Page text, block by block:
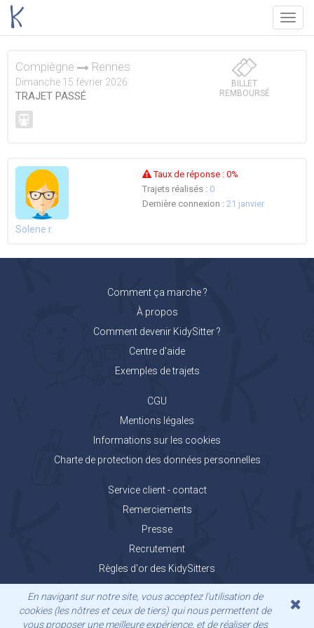
Menu
Compiègne Rennes
Dimanche 15 février 2026
TRAJET PASSÉ
BILLET
REMBOURSÉ
Solene r.
Taux de réponse : 0%
Trajets réalisés : 0
Dernière connexion : 21 janvier
Comment ça marche ?
À propos
Comment devenir KidySitter ?
Centre d'aide
Exemples de trajets
CGU
Mentions légales
Informations sur les cookies
Charte de protection des données personnelles
Service client - contact
Remerciements
Presse
Recrutement
Règles d'or des KidySitters
En navigant sur notre site, vous acceptez l'utilisation de
cookies (les nôtres et ceux de tiers) qui nous permettent de
vous proposer une meilleure expérience, et de réaliser des